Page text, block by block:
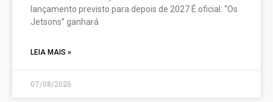
lançamento previsto para depois de 2027 É oficial: “Os
Jetsons” ganhará
LEIA MAIS »
07/08/2026